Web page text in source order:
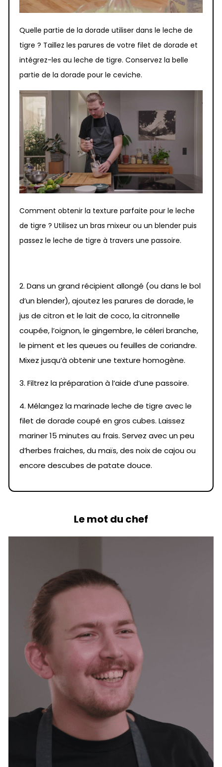
Quelle partie de la dorade utiliser dans le leche de
tigre ? Taillez les parures de votre filet de dorade et
intégrez-les au leche de tigre. Conservez la belle
partie de la dorade pour le ceviche.
Comment obtenir la texture parfaite pour le leche
de tigre ? Utilisez un bras mixeur ou un blender puis
passez le leche de tigre à travers une passoire.
2. Dans un grand récipient allongé (ou dans le bol
d’un blender), ajoutez les parures de dorade, le
jus de citron et le lait de coco, la citronnelle
coupée, l’oignon, le gingembre, le céleri branche,
le piment et les queues ou feuilles de coriandre.
Mixez jusqu’à obtenir une texture homogène.
3. Filtrez la préparation à l’aide d’une passoire.
4. Mélangez la marinade leche de tigre avec le
filet de dorade coupé en gros cubes. Laissez
mariner 15 minutes au frais. Servez avec un peu
d’herbes fraiches, du maïs, des noix de cajou ou
encore descubes de patate douce.
Le mot du chef